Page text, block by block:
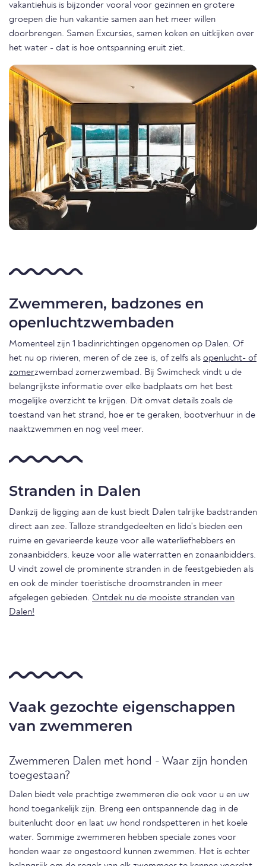
vakantiehuis is bijzonder vooral voor gezinnen en grotere
groepen die hun vakantie samen aan het meer willen
doorbrengen. Samen Excursies, samen koken en uitkijken over
het water - dat is hoe ontspanning eruit ziet.
Zwemmeren, badzones en
openluchtzwembaden
Momenteel zijn 1 badinrichtingen opgenomen op Dalen. Of
het nu op rivieren, meren of de zee is, of zelfs als openlucht- of
zomerzwembad zomerzwembad. Bij Swimcheck vindt u de
belangrijkste informatie over elke badplaats om het best
mogelijke overzicht te krijgen. Dit omvat details zoals de
toestand van het strand, hoe er te geraken, bootverhuur in de
naaktzwemmen en nog veel meer.
Stranden in Dalen
Dankzij de ligging aan de kust biedt Dalen talrijke badstranden
direct aan zee. Talloze strandgedeelten en lido's bieden een
ruime en gevarieerde keuze voor alle waterliefhebbers en
zonaanbidders. keuze voor alle waterratten en zonaanbidders.
U vindt zowel de prominente stranden in de feestgebieden als
en ook de minder toeristische droomstranden in meer
afgelegen gebieden. Ontdek nu de mooiste stranden van
Dalen!
Vaak gezochte eigenschappen
van zwemmeren
Zwemmeren Dalen met hond - Waar zijn honden
toegestaan?
Dalen biedt vele prachtige zwemmeren die ook voor u en uw
hond toegankelijk zijn. Breng een ontspannende dag in de
buitenlucht door en laat uw hond rondspetteren in het koele
water. Sommige zwemmeren hebben speciale zones voor
honden waar ze ongestoord kunnen zwemmen. Het is echter